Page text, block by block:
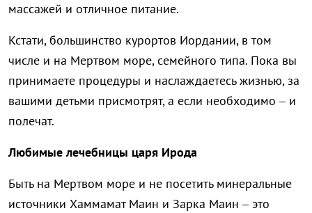
массажей и отличное питание.
Кстати, большинство курортов Иордании, в том
числе и на Мертвом море, семейного типа. Пока вы
принимаете процедуры и наслаждаетесь жизнью, за
вашими детьми присмотрят, а если необходимо – и
полечат.
Любимые лечебницы царя Ирода
Быть на Мертвом море и не посетить минеральные
источники Хаммамат Маин и Зарка Маин – это